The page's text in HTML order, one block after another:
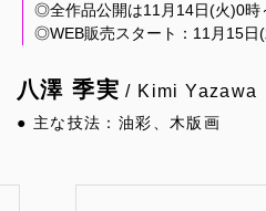
◎全作品公開は11月14日(火)0時
◎WEB販売スタート：11月15日(
八澤 季実 / Kimi
● 主な技法：油彩、木版画